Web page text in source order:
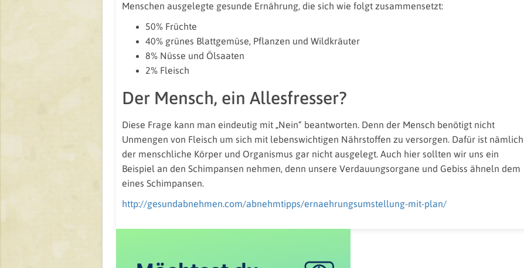
Menschen ausgelegte gesunde Ernährung, die sich wie folgt zusammensetzt:
50% Früchte
40% grünes Blattgemüse, Pflanzen und Wildkräuter
8% Nüsse und Ölsaaten
2% Fleisch
Der Mensch, ein Allesfresser?
Diese Frage kann man eindeutig mit „Nein“ beantworten. Denn der Mensch benötigt nicht
Unmengen von Fleisch um sich mit lebenswichtigen Nährstoffen zu versorgen. Dafür ist nämlich
der menschliche Körper und Organismus gar nicht ausgelegt. Auch hier sollten wir uns ein
Beispiel an den Schimpansen nehmen, denn unsere Verdauungsorgane und Gebiss ähneln dem
eines Schimpansen.
http://gesundabnehmen.com/abnehmtipps/ernaehrungsumstellung-mit-plan/